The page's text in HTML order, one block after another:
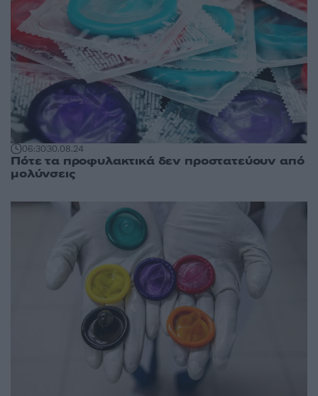
06:3030.08.24
Πότε τα προφυλακτικά δεν προστατεύουν από
μολύνσεις